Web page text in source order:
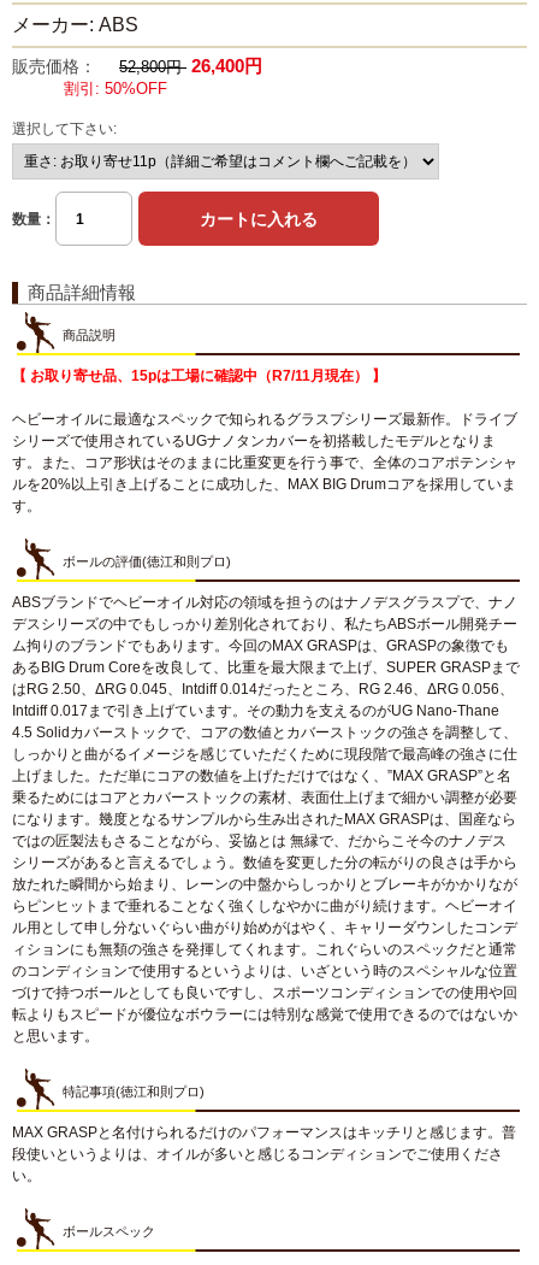
メーカー: ABS
販売価格： 52,800円 26,400円
割引: 50%OFF
選択して下さい:
数量：
商品詳細情報
商品説明
【 お取り寄せ品、15pは工場に確認中（R7/11月現在） 】
ヘビーオイルに最適なスペックで知られるグラスプシリーズ最新作。ドライブ
シリーズで使用されているUGナノタンカバーを初搭載したモデルとなりま
す。また、コア形状はそのままに比重変更を行う事で、全体のコアポテンシャ
ルを20%以上引き上げることに成功した、MAX BIG Drumコアを採用していま
す。
ボールの評価(徳江和則プロ)
ABSブランドでヘビーオイル対応の領域を担うのはナノデスグラスプで、ナノ
デスシリーズの中でもしっかり差別化されており、私たちABSボール開発チー
ム拘りのブランドでもあります。今回のMAX GRASPは、GRASPの象徴でも
あるBIG Drum Coreを改良して、比重を最大限まで上げ、SUPER GRASPまで
はRG 2.50、ΔRG 0.045、Intdiff 0.014だったところ、RG 2.46、ΔRG 0.056、
Intdiff 0.017まで引き上げています。その動力を支えるのがUG Nano-Thane
4.5 Solidカバーストックで、コアの数値とカバーストックの強さを調整して、
しっかりと曲がるイメージを感じていただくために現段階で最高峰の強さに仕
上げました。ただ単にコアの数値を上げただけではなく、”MAX GRASP”と名
乗るためにはコアとカバーストックの素材、表面仕上げまで細かい調整が必要
になります。幾度となるサンプルから生み出されたMAX GRASPは、国産なら
ではの匠製法もさることながら、妥協とは 無縁で、だからこそ今のナノデス
シリーズがあると言えるでしょう。数値を変更した分の転がりの良さは手から
放たれた瞬間から始まり、レーンの中盤からしっかりとブレーキがかかりなが
らピンヒットまで垂れることなく強くしなやかに曲がり続けます。ヘビーオイ
ル用として申し分ないぐらい曲がり始めがはやく、キャリーダウンしたコンデ
ィションにも無類の強さを発揮してくれます。これぐらいのスペックだと通常
のコンディションで使用するというよりは、いざという時のスペシャルな位置
づけで持つボールとしても良いですし、スポーツコンディションでの使用や回
転よりもスピードが優位なボウラーには特別な感覚で使用できるのではないか
と思います。
特記事項(徳江和則プロ)
MAX GRASPと名付けられるだけのパフォーマンスはキッチリと感じます。普
段使いというよりは、オイルが多いと感じるコンディションでご使用くださ
い。
ボールスペック